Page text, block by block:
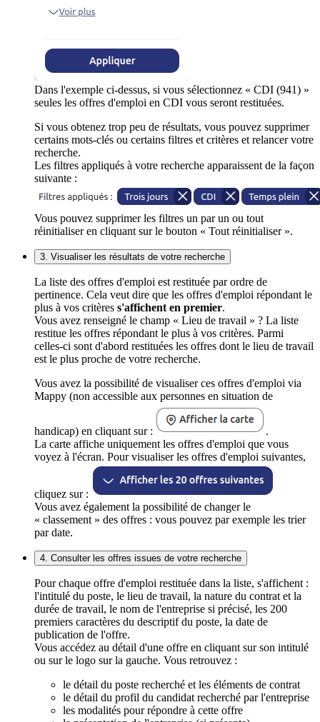
Dans l'exemple ci-dessus, si vous sélectionnez « CDI (941) »
seules les offres d'emploi en CDI vous seront restituées.
Si vous obtenez trop peu de résultats, vous pouvez supprimer
certains mots-clés ou certains filtres et critères et relancer votre
recherche.
Les filtres appliqués à votre recherche apparaissent de la façon
suivante :
Vous pouvez supprimer les filtres un par un ou tout
réinitialiser en cliquant sur le bouton « Tout réinitialiser ».
3. Visualiser les résultats de votre recherche
La liste des offres d'emploi est restituée par ordre de
pertinence. Cela veut dire que les offres d'emploi répondant le
plus à vos critères s'affichent en premier.
Vous avez renseigné le champ « Lieu de travail » ? La liste
restitue les offres répondant le plus à vos critères. Parmi
celles-ci sont d'abord restituées les offres dont le lieu de travail
est le plus proche de votre recherche.
Vous avez la possibilité de visualiser ces offres d'emploi via
Mappy (non accessible aux personnes en situation de
handicap) en cliquant sur :
.
La carte affiche uniquement les offres d'emploi que vous
voyez à l'écran. Pour visualiser les offres d'emploi suivantes,
cliquez sur :
Vous avez également la possibilité de changer le
« classement » des offres : vous pouvez par exemple les trier
par date.
4. Consulter les offres issues de votre recherche
Pour chaque offre d'emploi restituée dans la liste, s'affichent :
l'intitulé du poste, le lieu de travail, la nature du contrat et la
durée de travail, le nom de l'entreprise si précisé, les 200
premiers caractères du descriptif du poste, la date de
publication de l'offre.
Vous accédez au détail d'une offre en cliquant sur son intitulé
ou sur le logo sur la gauche. Vous retrouvez :
le détail du poste recherché et les éléments de contrat
le détail du profil du candidat recherché par l'entreprise
les modalités pour répondre à cette offre